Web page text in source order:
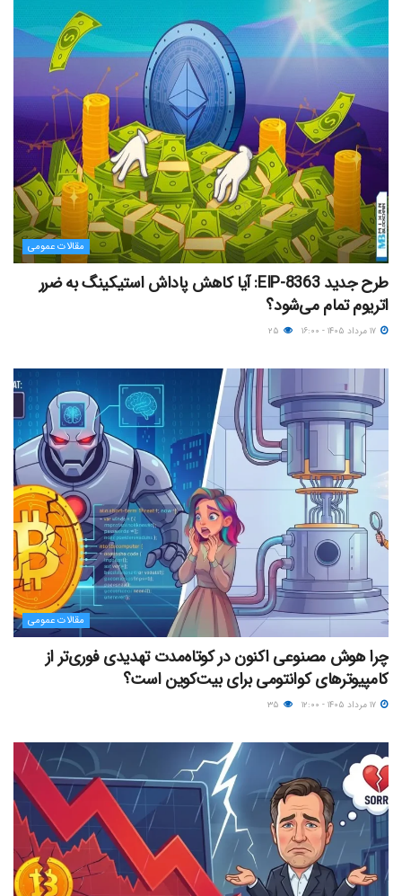
مقالات عمومی
طرح جدید EIP-8363: آیا کاهش پاداش استیکینگ به ضرر
اتریوم تمام می‌شود؟
مقالات عمومی
چرا هوش مصنوعی اکنون در کوتاه‌مدت تهدیدی فوری‌تر از
کامپیوترهای کوانتومی برای بیت‌کوین است؟